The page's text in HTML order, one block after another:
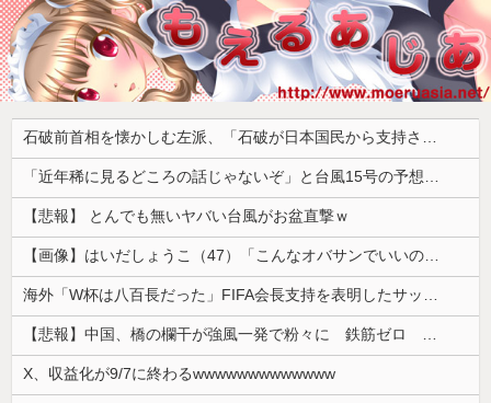
石破前首相を懐かしむ左派、「石破が日本国民から支持されまくっていた」と主張してしまうも……
「近年稀に見るどころの話じゃないぞ」と台風15号の予想進路に困惑する人が多数、偏西風が全く通用していないんだけど……
【悲報】 とんでも無いヤバい台風がお盆直撃ｗ
【画像】はいだしょうこ（47）「こんなオバサンでいいの…？」
海外「W杯は八百長だった」FIFA会長支持を表明したサッカー協会に海外大騒ぎ！（海外の反応）
【悲報】中国、橋の欄干が強風一発で粉々に 鉄筋ゼロ 当局「接着剤でくっつけただけ」「正常で、品質問題はない」
X、収益化が9/7に終わるwwwwwwwwwwwww